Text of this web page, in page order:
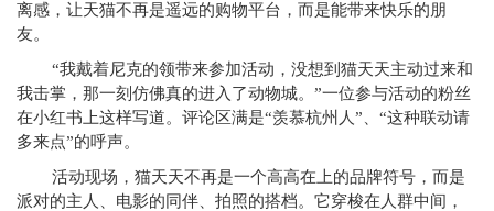
离感，让天猫不再是遥远的购物平台，而是能带来快乐的朋
友。
“我戴着尼克的领带来参加活动，没想到猫天天主动过来和
我击掌，那一刻仿佛真的进入了动物城。”一位参与活动的粉丝
在小红书上这样写道。评论区满是“羡慕杭州人”、“这种联动请
多来点”的呼声。
活动现场，猫天天不再是一个高高在上的品牌符号，而是
派对的主人、电影的同伴、拍照的搭档。它穿梭在人群中间，